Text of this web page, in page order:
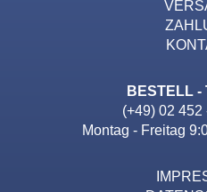
BESTELL -
(+49) 02
Montag - Freitag